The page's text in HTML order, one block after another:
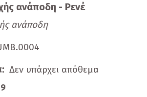
ανάποδη - Ρενέ
ανάποδη
Δεν υπάρχει απόθεμα